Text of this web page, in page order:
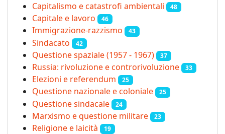
Capitalismo e catastrofi ambientali 48
Capitale e lavoro 46
Immigrazione-razzismo 43
Sindacato 42
Questione spaziale (1957 - 1967) 37
Russia: rivoluzione e controrivoluzione 33
Elezioni e referendum 25
Questione nazionale e coloniale 25
Questione sindacale 24
Marxismo e questione militare 23
Religione e laicità 19